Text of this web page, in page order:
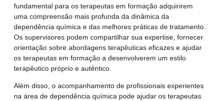
fundamental para os terapeutas em formação adquirirem
uma compreensão mais profunda da dinâmica da
dependência química e das melhores práticas de tratamento.
Os supervisores podem compartilhar sua expertise, fornecer
orientação sobre abordagens terapêuticas eficazes e ajudar
os terapeutas em formação a desenvolverem um estilo
terapêutico próprio e autêntico.
Além disso, o acompanhamento de profissionais experientes
na área de dependência química pode ajudar os terapeutas